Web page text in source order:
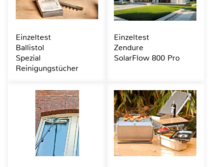
Einzeltest
Ballistol
Spezial
Reinigungstücher
Einzeltest
Zendure
SolarFlow 800 Pro